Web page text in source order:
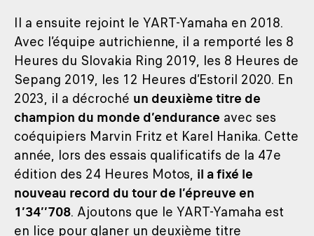
Il a ensuite rejoint le YART-Yamaha en 2018.
Avec l’équipe autrichienne, il a remporté les 8
Heures du Slovakia Ring 2019, les 8 Heures de
Sepang 2019, les 12 Heures d’Estoril 2020. En
2023, il a décroché un deuxième titre de
champion du monde d’endurance avec ses
coéquipiers Marvin Fritz et Karel Hanika. Cette
année, lors des essais qualificatifs de la 47e
édition des 24 Heures Motos, il a fixé le
nouveau record du tour de l’épreuve en
1’34’’708. Ajoutons que le YART-Yamaha est
en lice pour glaner un deuxième titre